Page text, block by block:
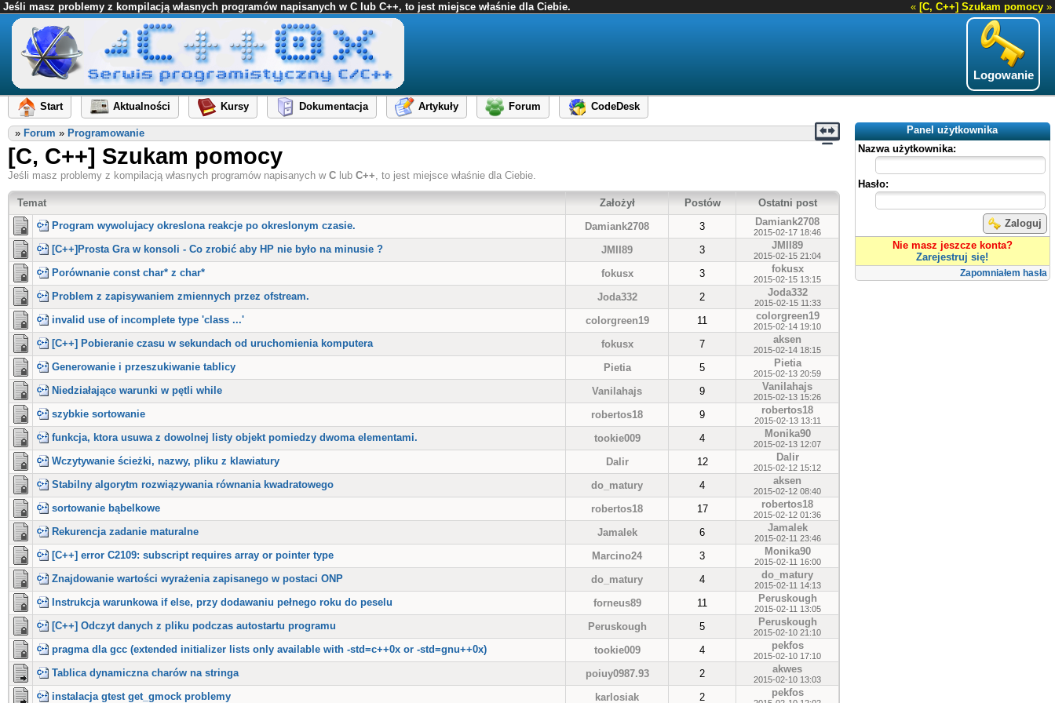
« [C, C++] Szukam pomocy »
Jeśli masz problemy z kompilacją własnych programów napisanych w C lub C++, to jest miejsce właśnie dla Ciebie.
Logowanie
Start Aktualności Kursy Dokumentacja Artykuły Forum
CodeDesk
Panel użytkownika
Nazwa użytkownika:
Hasło:
Zaloguj
Nie masz jeszcze konta?
Zarejestruj się!
Zapomniałem hasła
» Forum » Programowanie
[C, C++] Szukam pomocy
Jeśli masz problemy z kompilacją własnych programów napisanych w C lub C++, to jest miejsce właśnie dla Ciebie.
Temat Założył Postów
Ostatni post
Program wywolujacy okreslona reakcje po okreslonym czasie.
Damiank2708 3 Damiank2708
2015-02-17 18:46
[C++]Prosta Gra w konsoli - Co zrobić aby HP nie było na minusie ? JMII89 3 JMII89
2015-02-15 21:04
Porównanie const char* z char* fokusx 3 fokusx
2015-02-15 13:15
Problem z zapisywaniem zmiennych przez ofstream. Joda332 2 Joda332
2015-02-15 11:33
invalid use of incomplete type 'class ...' colorgreen19 11 colorgreen19
2015-02-14 19:10
[C++] Pobieranie czasu w sekundach od uruchomienia komputera fokusx 7 aksen
2015-02-14 18:15
Generowanie i przeszukiwanie tablicy Pietia 5 Pietia
2015-02-13 20:59
Niedziałające warunki w pętli while Vanilahajs 9 Vanilahajs
2015-02-13 15:26
szybkie sortowanie robertos18 9 robertos18
2015-02-13 13:11
funkcja, ktora usuwa z dowolnej listy objekt pomiedzy dwoma elementami. tookie009 4 Monika90
2015-02-13 12:07
Wczytywanie ścieżki, nazwy, pliku z klawiatury Dalir 12 Dalir
2015-02-12 15:12
Stabilny algorytm rozwiązywania równania kwadratowego do_matury 4 aksen
2015-02-12 08:40
sortowanie bąbelkowe robertos18 17 robertos18
2015-02-12 01:36
Rekurencja zadanie maturalne Jamalek 6 Jamalek
2015-02-11 23:46
[C++] error C2109: subscript requires array or pointer type Marcino24 3 Monika90
2015-02-11 16:00
Znajdowanie wartości wyrażenia zapisanego w postaci ONP do_matury 4 do_matury
2015-02-11 14:13
Instrukcja warunkowa if else, przy dodawaniu pełnego roku do peselu forneus89 11 Peruskough
2015-02-11 13:05
[C++] Odczyt danych z pliku podczas autostartu programu Peruskough 5 Peruskough
2015-02-10 21:10
pragma dla gcc (extended initializer lists only available with -std=c++0x or -std=gnu++0x) tookie009 4 pekfos
2015-02-10 17:10
Tablica dynamiczna charów na stringa poiuy0987.93 2 akwes
2015-02-10 13:03
instalacja gtest get_gmock problemy karlosiak 2 pekfos